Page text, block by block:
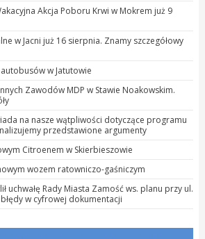
Akcja Poboru Krwi w Mokrem już 9
w Jacni już 16 sierpnia. Znamy szczegółowy
w Jatutowie
Zawodów MDP w Stawie Noakowskim.
na nasze wątpliwości dotyczące programu
przedstawione argumenty
Citroenem w Skierbieszowie
wozem ratowniczo-gaśniczym
uchwałę Rady Miasta Zamość ws. planu przy ul.
w cyfrowej dokumentacji